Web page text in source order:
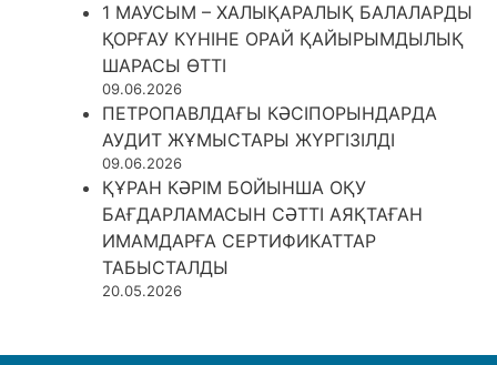
1 МАУСЫМ – ХАЛЫҚАРАЛЫҚ БАЛАЛАРДЫ
ҚОРҒАУ КҮНІНЕ ОРАЙ ҚАЙЫРЫМДЫЛЫҚ
ШАРАСЫ ӨТТІ
09.06.2026
ПЕТРОПАВЛДАҒЫ КӘСІПОРЫНДАРДА
АУДИТ ЖҰМЫСТАРЫ ЖҮРГІЗІЛДІ
09.06.2026
ҚҰРАН КӘРІМ БОЙЫНША ОҚУ
БАҒДАРЛАМАСЫН СӘТТІ АЯҚТАҒАН
ИМАМДАРҒА СЕРТИФИКАТТАР
ТАБЫСТАЛДЫ
20.05.2026